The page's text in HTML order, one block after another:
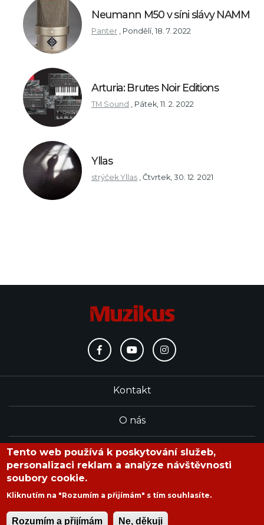
Neumann M50 v síni slávy NAMM
Panter Pondělí, 18. 7. 2022
Arturia: Brutes Noir Editions
TM Sound Pátek, 11. 2. 2022
Yllas
strýček Yllas Čtvrtek, 30. 12. 2021
Kontakt
O nás
Redakce
Tento web používá k poskytování služeb,
personalizaci reklam a analýze návštěvnosti
soubory cookie.
Kliknutím na "Rozumím a přijímám" s tím souhlasíte.
Rozumím a přijímám Ne, děkuji